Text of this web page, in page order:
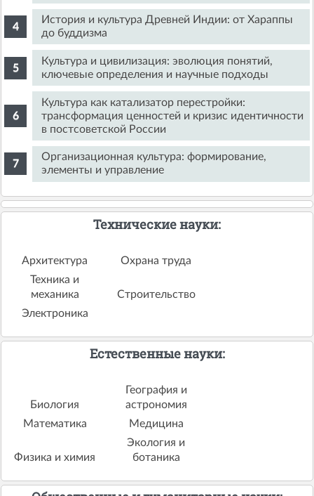
История и культура Древней Индии: от Хараппы
до буддизма
Культура и цивилизация: эволюция понятий,
ключевые определения и научные подходы
Культура как катализатор перестройки:
трансформация ценностей и кризис идентичности
в постсоветской России
Организационная культура: формирование,
элементы и управление
Технические науки:
Архитектура
Охрана труда
Техника и
механика
Строительство
Электроника
Естественные науки:
Биология
География и
астрономия
Математика
Медицина
Физика и химия
Экология и
ботаника